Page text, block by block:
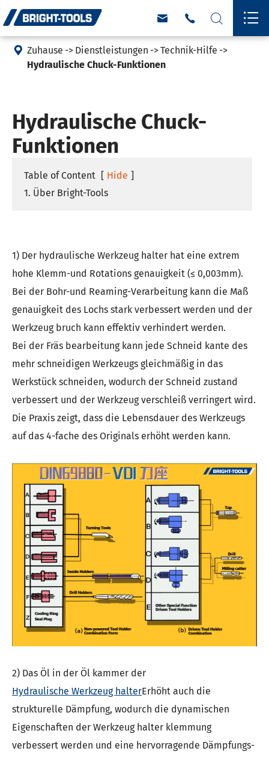
   
 Zuhause Dienstleistungen
Technik-Hilfe
Hydraulische Chuck-Funktionen
Hydraulische Chuck-
Funktionen
Table of Content [ Hide ]
1. Über Bright-Tools
1) Der hydraulische Werkzeug halter hat eine extrem
hohe Klemm-und Rotations genauigkeit (≤ 0,003mm).
Bei der Bohr-und Reaming-Verarbeitung kann die Maß
genauigkeit des Lochs stark verbessert werden und der
Werkzeug bruch kann effektiv verhindert werden.
Bei der Fräs bearbeitung kann jede Schneid kante des
mehr schneidigen Werkzeugs gleichmäßig in das
Werkstück schneiden, wodurch der Schneid zustand
verbessert und der Werkzeug verschleiß verringert wird.
Die Praxis zeigt, dass die Lebensdauer des Werkzeugs
auf das 4-fache des Originals erhöht werden kann.
2) Das Öl in der Öl kammer der
Hydraulische Werkzeug halterErhöht auch die
strukturelle Dämpfung, wodurch die dynamischen
Eigenschaften der Werkzeug halter klemmung
verbessert werden und eine hervorragende Dämpfungs-